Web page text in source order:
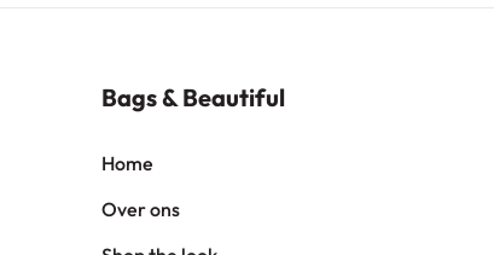
Bags & Beautiful
Home
Over ons